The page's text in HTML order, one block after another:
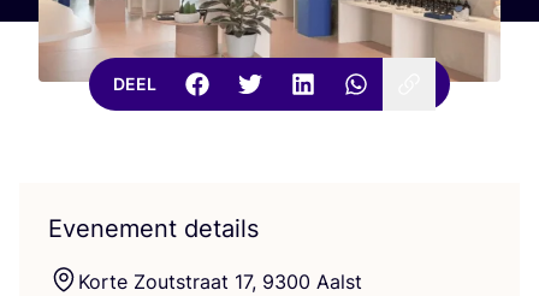
DEEL
Evenement details
Kor­te Zout­straat 17, 9300 Aalst